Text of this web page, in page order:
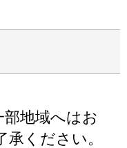
地域へはお
ください。